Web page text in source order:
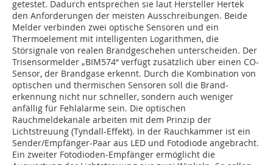
getestet. Dadurch entsprechen sie laut Hersteller Hertek
den Anforderungen der meisten Ausschreibungen. Beide
Melder verbinden zwei optische Sensoren und ein
Thermoelement mit intelligenten Logarithmen, die
Störsignale von realen Brandgeschehen unterscheiden. Der
Trisensormelder „BIM574“ verfügt zusätzlich über einen CO-
Sensor, der Brandgase erkennt. Durch die Kombination von
optischen und thermischen Sensoren soll die Brand-
erkennung nicht nur schneller, sondern auch weniger
anfällig für Fehlalarme sein. Die optischen
Rauchmeldekanäle arbeiten mit dem Prinzip der
Lichtstreuung (Tyndall-Effekt). In der Rauchkammer ist ein
Sender/Empfänger-Paar aus LED und Fotodiode angebracht.
Ein zweiter Fotodioden-Empfänger ermöglicht die